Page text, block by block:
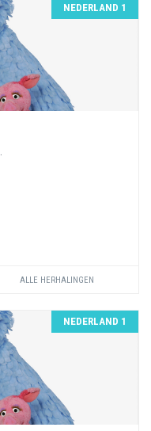
NEDERLAND 1
ALLE HERHALINGEN
NEDERLAND 1